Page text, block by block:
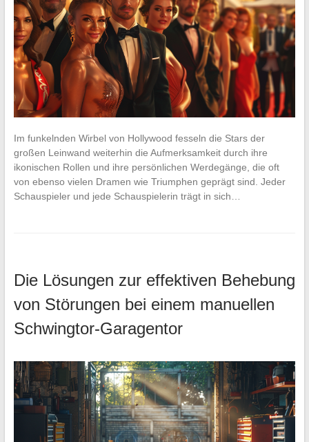
Im funkelnden Wirbel von Hollywood fesseln die Stars der
großen Leinwand weiterhin die Aufmerksamkeit durch ihre
ikonischen Rollen und ihre persönlichen Werdegänge, die oft
von ebenso vielen Dramen wie Triumphen geprägt sind. Jeder
Schauspieler und jede Schauspielerin trägt in sich…
Die Lösungen zur effektiven Behebung
von Störungen bei einem manuellen
Schwingtor-Garagentor